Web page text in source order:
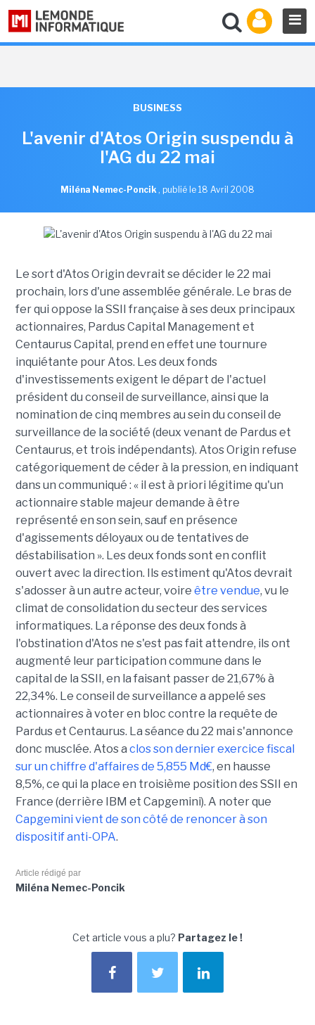
BUSINESS
L'avenir d'Atos Origin suspendu à
l'AG du 22 mai
Miléna Nemec-Poncik , publié le 18 Avril 2008
Le sort d'Atos Origin devrait se décider le 22 mai
prochain, lors d'une assemblée générale. Le bras de
fer qui oppose la SSII française à ses deux principaux
actionnaires, Pardus Capital Management et
Centaurus Capital, prend en effet une tournure
inquiétante pour Atos. Les deux fonds
d'investissements exigent le départ de l'actuel
président du conseil de surveillance, ainsi que la
nomination de cinq membres au sein du conseil de
surveillance de la société (deux venant de Pardus et
Centaurus, et trois indépendants). Atos Origin refuse
catégoriquement de céder à la pression, en indiquant
dans un communiqué : « il est à priori légitime qu'un
actionnaire stable majeur demande à être
représenté en son sein, sauf en présence
d'agissements déloyaux ou de tentatives de
déstabilisation ». Les deux fonds sont en conflit
ouvert avec la direction. Ils estiment qu'Atos devrait
s'adosser à un autre acteur, voire être vendue, vu le
climat de consolidation du secteur des services
informatiques. La réponse des deux fonds à
l'obstination d'Atos ne s'est pas fait attendre, ils ont
augmenté leur participation commune dans le
capital de la SSII, en la faisant passer de 21,67% à
22,34%. Le conseil de surveillance a appelé ses
actionnaires à voter en bloc contre la requête de
Pardus et Centaurus. La séance du 22 mai s'annonce
donc musclée. Atos a clos son dernier exercice fiscal
sur un chiffre d'affaires de 5,855 Md€, en hausse
8,5%, ce qui la place en troisième position des SSII en
France (derrière IBM et Capgemini). A noter que
Capgemini vient de son côté de renoncer à son
dispositif anti-OPA.
Article rédigé par
Miléna Nemec-Poncik
Cet article vous a plu? Partagez le !